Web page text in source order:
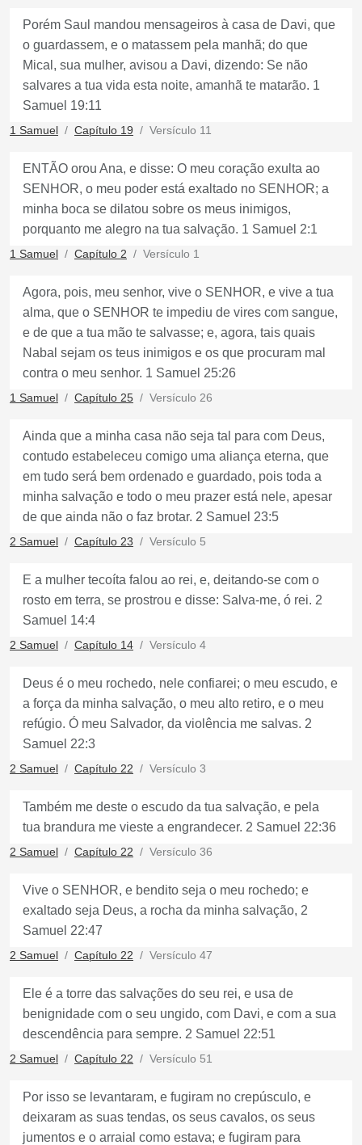
Porém Saul mandou mensageiros à casa de Davi, que
o guardassem, e o matassem pela manhã; do que
Mical, sua mulher, avisou a Davi, dizendo: Se não
salvares a tua vida esta noite, amanhã te matarão. 1
Samuel 19:11
1 Samuel Capítulo 19 Versículo 11
ENTÃO orou Ana, e disse: O meu coração exulta ao
SENHOR, o meu poder está exaltado no SENHOR; a
minha boca se dilatou sobre os meus inimigos,
porquanto me alegro na tua salvação. 1 Samuel 2:1
1 Samuel Capítulo 2 Versículo 1
Agora, pois, meu senhor, vive o SENHOR, e vive a tua
alma, que o SENHOR te impediu de vires com sangue,
e de que a tua mão te salvasse; e, agora, tais quais
Nabal sejam os teus inimigos e os que procuram mal
contra o meu senhor. 1 Samuel 25:26
1 Samuel Capítulo 25 Versículo 26
Ainda que a minha casa não seja tal para com Deus,
contudo estabeleceu comigo uma aliança eterna, que
em tudo será bem ordenado e guardado, pois toda a
minha salvação e todo o meu prazer está nele, apesar
de que ainda não o faz brotar. 2 Samuel 23:5
2 Samuel Capítulo 23 Versículo 5
E a mulher tecoíta falou ao rei, e, deitando-se com o
rosto em terra, se prostrou e disse: Salva-me, ó rei. 2
Samuel 14:4
2 Samuel Capítulo 14 Versículo 4
Deus é o meu rochedo, nele confiarei; o meu escudo, e
a força da minha salvação, o meu alto retiro, e o meu
refúgio. Ó meu Salvador, da violência me salvas. 2
Samuel 22:3
2 Samuel Capítulo 22 Versículo 3
Também me deste o escudo da tua salvação, e pela
tua brandura me vieste a engrandecer. 2 Samuel 22:36
2 Samuel Capítulo 22 Versículo 36
Vive o SENHOR, e bendito seja o meu rochedo; e
exaltado seja Deus, a rocha da minha salvação, 2
Samuel 22:47
2 Samuel Capítulo 22 Versículo 47
Ele é a torre das salvações do seu rei, e usa de
benignidade com o seu ungido, com Davi, e com a sua
descendência para sempre. 2 Samuel 22:51
2 Samuel Capítulo 22 Versículo 51
Por isso se levantaram, e fugiram no crepúsculo, e
deixaram as suas tendas, os seus cavalos, os seus
jumentos e o arraial como estava; e fugiram para